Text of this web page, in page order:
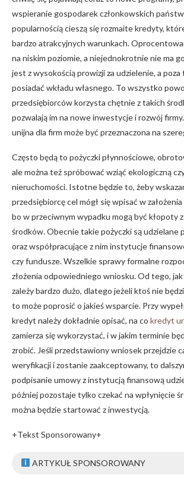
wspieranie gospodarek członkowskich
popularnością cieszą się rozmaite kredyty,
bardzo atrakcyjnych warunkach.
na niskim poziomie, a niejednokrotnie nie ma
jest z wysokością prowizji za udzielenie, a
posiadać wkładu własnego. To wszystko
przedsiębiorców korzysta chętnie z takich
pozwalają im na nowe inwestycje i rozwój
unijna dla firm może być przeznaczona na
Często będą to pożyczki płynnościowe,
ale można też spróbować wziąć ekologiczną
nieruchomości. Istotne będzie to, żeby
przedsiębiorcę cel mógł się wpisać w
bo w przeciwnym wypadku mogą być kłopoty
środków. Obecnie takie pożyczki są udzielane
oraz współpracujące z nim instytucje
czy fundusze. Wszelkie sprawy formalne
złożenia odpowiedniego wniosku. Od tego,
zależy bardzo dużo, dlatego jeżeli ktoś nie
to może poprosić o jakieś wsparcie. Przy
kredyt należy dokładnie opisać, na co kredyt
zamierza się wykorzystać, i w jakim terminie
zrobić. Jeśli przedstawiony wniosek przejdzie
weryfikacji i zostanie zaakceptowany, to
podpisanie umowy z instytucją finansową
później pozostaje tylko czekać na wpłynięcie
można będzie startować z inwestycją.
+Tekst Sponsorowany+
ARTYKUŁ SPONSOROWANY